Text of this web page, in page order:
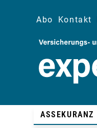
Abo Kontakt
ASSEKURANZ